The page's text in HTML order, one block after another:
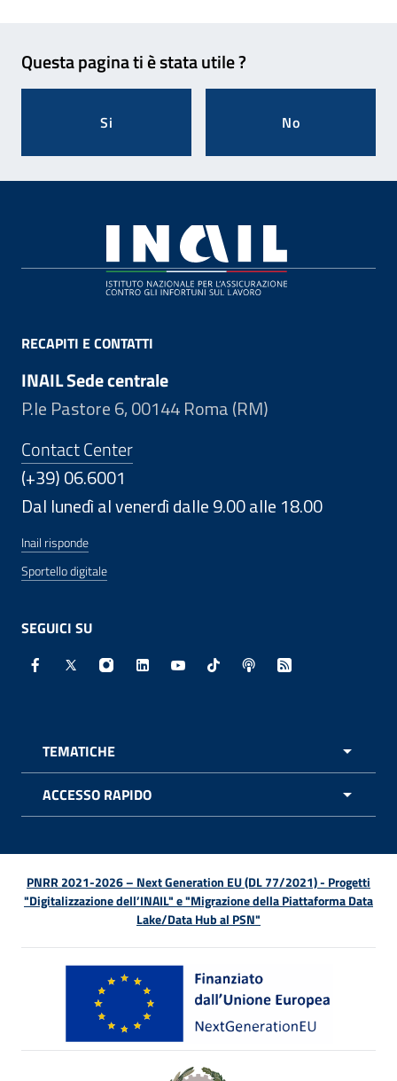
Questa pagina ti è stata utile ?
Si No
RECAPITI E CONTATTI
INAIL Sede centrale
P.le Pastore 6, 00144 Roma (RM)
Contact Center
(+39) 06.6001
Dal lunedì al venerdì dalle 9.00 alle 18.00
Inail risponde
Sportello digitale
SEGUICI SU
Facebook - Sito esterno - Apertura in nuova finestra
X - Sito esterno - Apertura in nuova finestra
Instagram - Sito esterno - Apertura in
Linkedin - Sito esterno - Apertura in
Youtube - Sito esterno -
TikTok - Sito esterno -
Spreaker - Sito
Feed RSS -
TEMATICHE
ACCESSO RAPIDO
PNRR 2021-2026 – Next Generation EU (DL 77/2021) - Progetti
"Digitalizzazione dell’INAIL" e "Migrazione della Piattaforma Data
Lake/Data Hub al PSN"